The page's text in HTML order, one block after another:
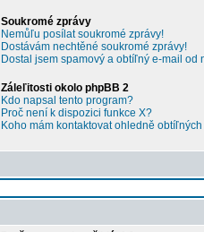
Soukromé zprávy
Nemůľu posílat soukromé zprávy!
Dostávám nechtěné soukromé zprávy!
Dostal jsem spamový a obtíľný e-mail od
Záleľitosti okolo phpBB 2
Kdo napsal tento program?
Proč není k dispozici funkce X?
Koho mám kontaktovat ohledně